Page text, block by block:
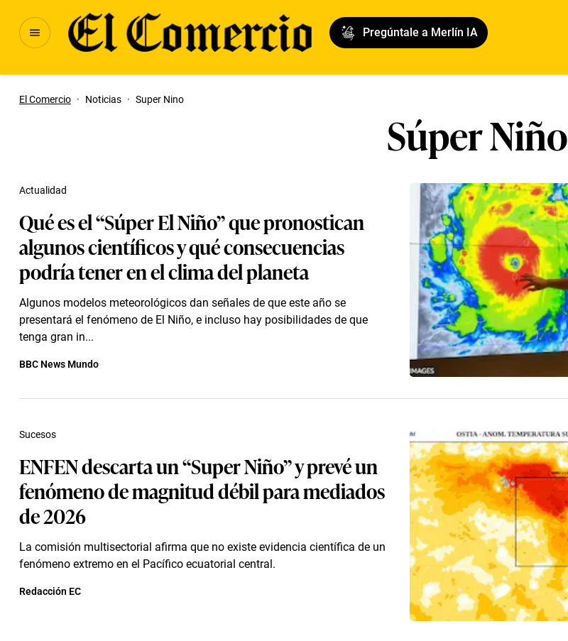
Pregúntale a Merlín IA
El Comercio · Noticias · Super Nino
Súper Niño
Qué es el “Súper El Niño” que pronostican
algunos científicos y qué consecuencias
podría tener en el clima del planeta
Algunos modelos meteorológicos dan señales de que este año se
presentará el fenómeno de El Niño, e incluso hay posibilidades de que
tenga gran in...
Actualidad
BBC News Mundo
ENFEN descarta un “Super Niño” y prevé un
fenómeno de magnitud débil para mediados
de 2026
La comisión multisectorial afirma que no existe evidencia científica de un
fenómeno extremo en el Pacífico ecuatorial central.
Sucesos
Redacción EC